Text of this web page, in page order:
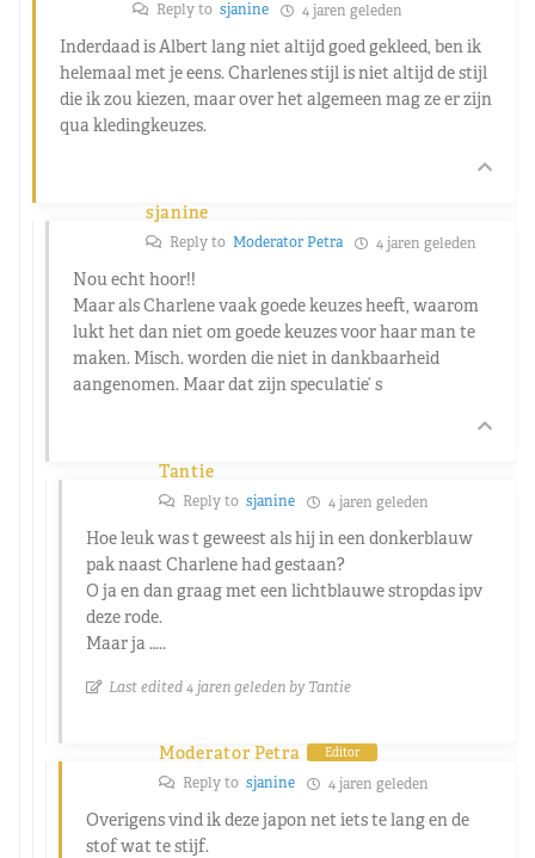
Reply to sjanine 4 jaren geleden
Inderdaad is Albert lang niet altijd goed gekleed, ben ik
helemaal met je eens. Charlenes stijl is niet altijd de stijl
die ik zou kiezen, maar over het algemeen mag ze er zijn
qua kledingkeuzes.
sjanine
Reply to Moderator Petra 4 jaren geleden
Nou echt hoor!!
Maar als Charlene vaak goede keuzes heeft, waarom
lukt het dan niet om goede keuzes voor haar man te
maken. Misch. worden die niet in dankbaarheid
aangenomen. Maar dat zijn speculatie’ s
Tantie
Reply to sjanine 4 jaren geleden
Hoe leuk was t geweest als hij in een donkerblauw
pak naast Charlene had gestaan?
O ja en dan graag met een lichtblauwe stropdas ipv
deze rode.
Maar ja …..
Last edited 4 jaren geleden by Tantie
Moderator Petra Editor
Reply to sjanine 4 jaren geleden
Overigens vind ik deze japon net iets te lang en de
stof wat te stijf.